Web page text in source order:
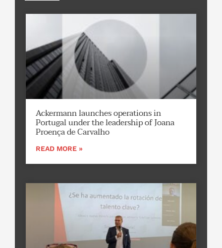
Ackermann launches operations in
Portugal under the leadership of Joana
Proença de Carvalho
READ MORE »